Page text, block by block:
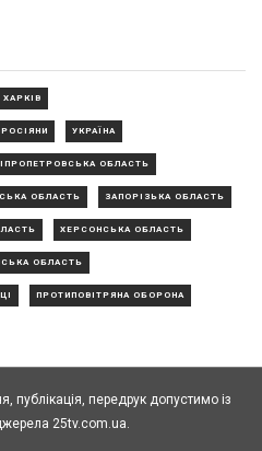
ХАРКІВ
РОСІЯНИ УКРАЇНА
ОБЛАСТЬ
ОБЛАСТЬ ЗАПОРІЗЬКА ОБЛАСТЬ
ХЕРСОНСЬКА ОБЛАСТЬ
ОБЛАСТЬ
ПРОТИПОВІТРЯНА ОБОРОНА
публiкацiя, передрук допустимо із
25tv.com.ua.